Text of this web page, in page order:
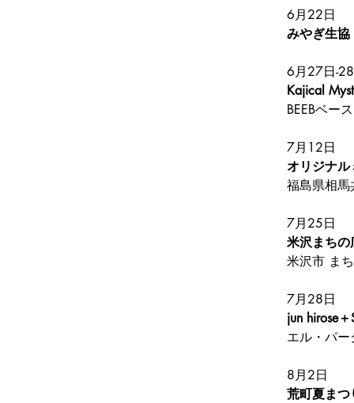
6月22日
6月27日-
Kajical
BEEBベー
7月12日
オリジナ
福島県相
7月25日
米沢まち
米沢市 ま
7月28日
jun hirose
エル・パ
8月2日
荒町夏ま